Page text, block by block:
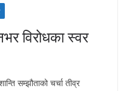
विरोधका स्वर
सम्झौताको चर्चा तीव्र